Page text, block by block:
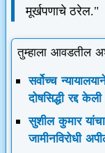
मूर्खपणाचे ठरेल."
तुम्हाला आवडतील
सर्वोच्च
दोषसिद्धी रद्द केली
सुशील कुमार यांचा
जामीनविरोधी